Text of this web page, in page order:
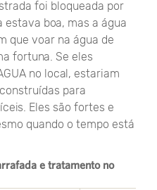
foi bloqueada por
boa, mas a água
que voar na água de
fortuna. Se eles
no local, estariam
para
Eles são fortes e
quando o tempo está
e tratamento no